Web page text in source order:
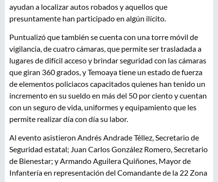
ayudan a localizar autos robados y aquellos que
presuntamente han participado en algún ilícito.
Puntualizó que también se cuenta con una torre móvil de
vigilancia, de cuatro cámaras, que permite ser trasladada a
lugares de difícil acceso y brindar seguridad con las cámaras
que giran 360 grados, y Temoaya tiene un estado de fuerza
de elementos policiacos capacitados quienes han tenido un
incremento en su sueldo en más del 50 por ciento y cuentan
con un seguro de vida, uniformes y equipamiento que les
permite realizar día con día su labor.
Al evento asistieron Andrés Andrade Téllez, Secretario de
Seguridad estatal; Juan Carlos González Romero, Secretario
de Bienestar; y Armando Aguilera Quiñones, Mayor de
Infantería en representación del Comandante de la 22 Zona